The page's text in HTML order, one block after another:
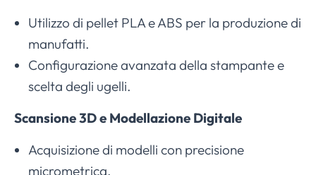
Utilizzo di pellet PLA e ABS per la produzione di
manufatti.
Configurazione avanzata della stampante e
scelta degli ugelli.
Scansione 3D e Modellazione Digitale
Acquisizione di modelli con precisione
micrometrica.